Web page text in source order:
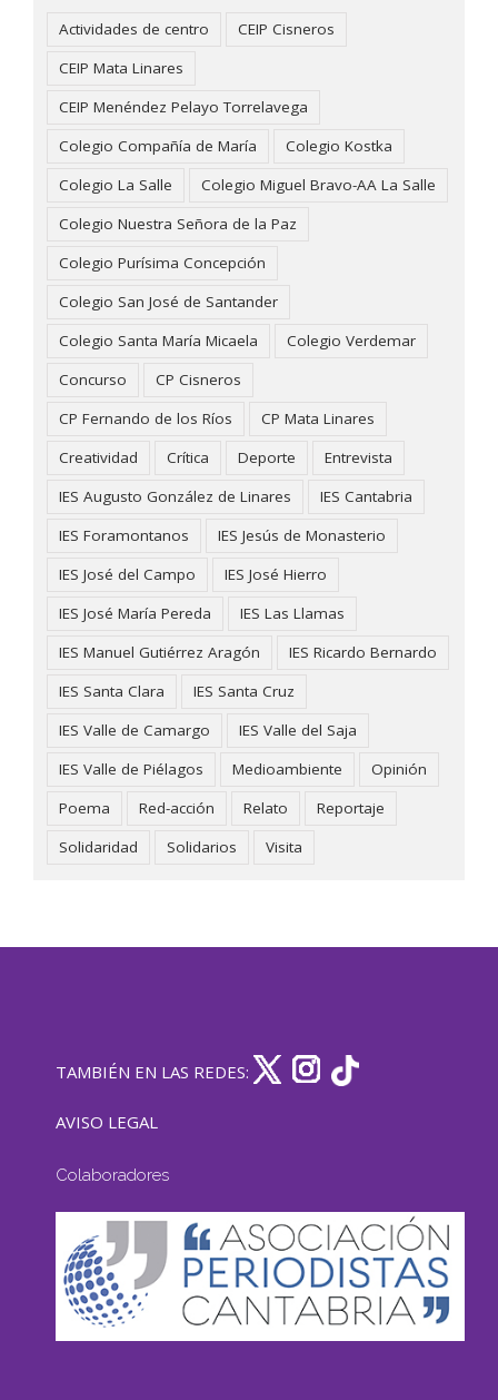
Actividades de centro
CEIP Cisneros
CEIP Mata Linares
CEIP Menéndez Pelayo Torrelavega
Colegio Compañía de María
Colegio Kostka
Colegio La Salle
Colegio Miguel Bravo-AA La Salle
Colegio Nuestra Señora de la Paz
Colegio Purísima Concepción
Colegio San José de Santander
Colegio Santa María Micaela
Colegio Verdemar
Concurso
CP Cisneros
CP Fernando de los Ríos
CP Mata Linares
Creatividad
Crítica Deporte
Entrevista
IES Augusto González de Linares
IES Cantabria
IES Foramontanos
IES Jesús de Monasterio
IES José del Campo
IES José Hierro
IES José María Pereda
IES Las Llamas
IES Manuel Gutiérrez Aragón
IES Ricardo Bernardo
IES Santa Clara
IES Santa Cruz
IES Valle de Camargo
IES Valle del Saja
IES Valle de Piélagos
Medioambiente
Opinión
Poema
Red-acción Relato
Reportaje
Solidaridad
Solidarios Visita
TAMBIÉN EN LAS REDES:
AVISO LEGAL
Colaboradores